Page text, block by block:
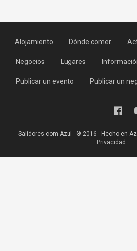
Alojamiento Dónde comer
Negocios Lugares
Publicar un evento Publicar un
Salidores.com Azul - ® 2016 - Hecho en
Privacidad